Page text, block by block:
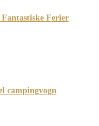
Ferier
campingvogn